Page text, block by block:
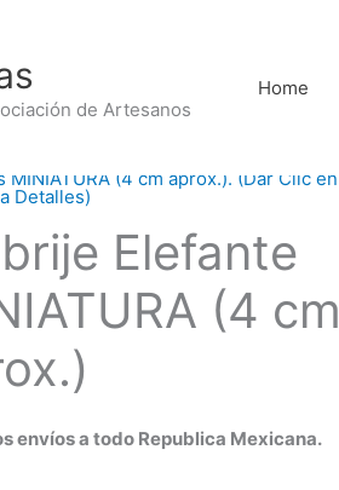
de Artesanos
Home
MINIATURA (4 cm aprox.). (Dar Clic en
Detalles)
Elefante
(4 cm
envíos a todo Republica Mexicana.